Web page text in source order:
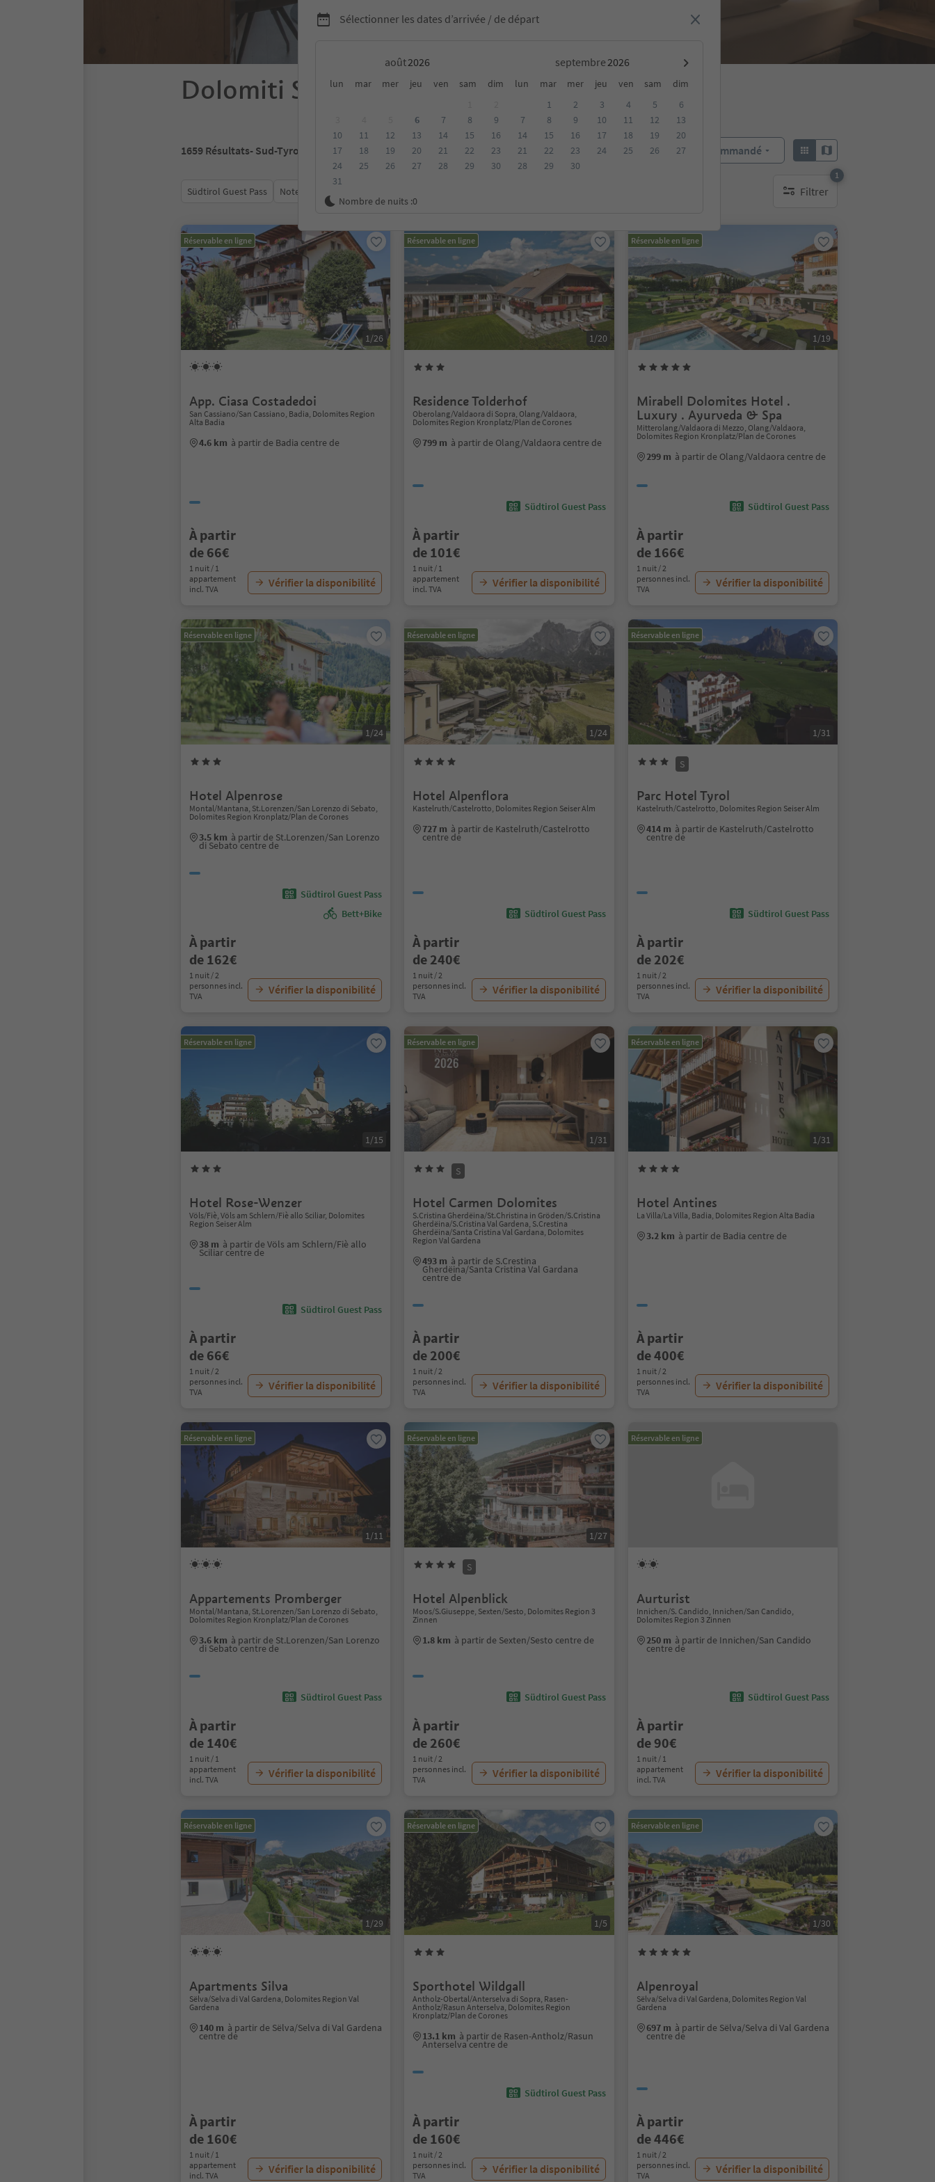
Sélectionner les dates d’arrivée / de départ
août septembre
lun mar mer jeu ven sam dim lun mar mer jeu ven sam
dim
6 7 8
9
10
11 12 13 14 15
16
17
18 19 20 21 22
23
24
25 26 27 28 29
30
31
1 2 3 4 5
6
7
8 9 10 11 12
13
14
15 16 17 18 19
20
21
22 23 24 25 26
27
28
29 30
Nombre de nuits :0
Dolomiti Spring Days
1659 Résultats- Sud-Tyrol Trier par : Recommandé
Südtirol Guest Pass Note moyenne Filtrer
1
1 filtre actif
Réservable en ligne
1/26
App. Ciasa Costadedoi
San Cassiano/San Cassiano, Badia, Dolomites Region
Alta Badia
4.6 km à partir de Badia centre de
À partir
de 66€
1 nuit / 1
appartement
incl. TVA
Vérifier la disponibilité
Réservable en ligne
1/20
Residence Tolderhof
Oberolang/Valdaora di Sopra, Olang/Valdaora,
Dolomites Region Kronplatz/Plan de Corones
799 m à partir de Olang/Valdaora centre de
Südtirol Guest Pass
À partir
de 101€
1 nuit / 1
appartement
incl. TVA
Vérifier la disponibilité
Réservable en ligne
1/19
Mirabell Dolomites Hotel .
Luxury . Ayurveda & Spa
Mitterolang/Valdaora di Mezzo, Olang/Valdaora,
Dolomites Region Kronplatz/Plan de Corones
299 m à partir de Olang/Valdaora centre de
Südtirol Guest Pass
À partir
de 166€
1 nuit / 2
personnes incl.
TVA
Vérifier la disponibilité
Réservable en ligne
1/24
Hotel Alpenrose
Montal/Mantana, St.Lorenzen/San Lorenzo di Sebato,
Dolomites Region Kronplatz/Plan de Corones
3.5 km à partir de St.Lorenzen/San Lorenzo
di Sebato centre de
Südtirol Guest Pass
Bett+Bike
À partir
de 162€
1 nuit / 2
personnes incl.
TVA
Vérifier la disponibilité
Réservable en ligne
1/24
Hotel Alpenflora
Kastelruth/Castelrotto, Dolomites Region Seiser Alm
727 m à partir de Kastelruth/Castelrotto
centre de
Südtirol Guest Pass
À partir
de 240€
1 nuit / 2
personnes incl.
TVA
Vérifier la disponibilité
Réservable en ligne
1/31
S
Parc Hotel Tyrol
Kastelruth/Castelrotto, Dolomites Region Seiser Alm
414 m à partir de Kastelruth/Castelrotto
centre de
Südtirol Guest Pass
À partir
de 202€
1 nuit / 2
personnes incl.
TVA
Vérifier la disponibilité
Réservable en ligne
1/15
Hotel Rose-Wenzer
Völs/Fiè, Völs am Schlern/Fiè allo Sciliar, Dolomites
Region Seiser Alm
38 m à partir de Völs am Schlern/Fiè allo
Sciliar centre de
Südtirol Guest Pass
À partir
de 66€
1 nuit / 2
personnes incl.
TVA
Vérifier la disponibilité
Réservable en ligne
1/31
S
Hotel Carmen Dolomites
S.Cristina Gherdëina/St.Christina in Gröden/S.Cristina
Gherdëina/S.Cristina Val Gardena, S.Crestina
Gherdëina/Santa Cristina Val Gardana, Dolomites
Region Val Gardena
493 m à partir de S.Crestina
Gherdëina/Santa Cristina Val Gardana
centre de
À partir
de 200€
1 nuit / 2
personnes incl.
TVA
Vérifier la disponibilité
Réservable en ligne
1/31
Hotel Antines
La Villa/La Villa, Badia, Dolomites Region Alta Badia
3.2 km à partir de Badia centre de
À partir
de 400€
1 nuit / 2
personnes incl.
TVA
Vérifier la disponibilité
Réservable en ligne
1/11
Appartements Promberger
Montal/Mantana, St.Lorenzen/San Lorenzo di Sebato,
Dolomites Region Kronplatz/Plan de Corones
3.6 km à partir de St.Lorenzen/San Lorenzo
di Sebato centre de
Südtirol Guest Pass
À partir
de 140€
1 nuit / 1
appartement
incl. TVA
Vérifier la disponibilité
Réservable en ligne
1/27
S
Hotel Alpenblick
Moos/S.Giuseppe, Sexten/Sesto, Dolomites Region 3
Zinnen
1.8 km à partir de Sexten/Sesto centre de
Südtirol Guest Pass
À partir
de 260€
1 nuit / 2
personnes incl.
TVA
Vérifier la disponibilité
Réservable en ligne
Aurturist
Innichen/S. Candido, Innichen/San Candido,
Dolomites Region 3 Zinnen
250 m à partir de Innichen/San Candido
centre de
Südtirol Guest Pass
À partir
de 90€
1 nuit / 1
appartement
incl. TVA
Vérifier la disponibilité
Réservable en ligne
1/29
Apartments Silva
Sëlva/Selva di Val Gardena, Dolomites Region Val
Gardena
140 m à partir de Sëlva/Selva di Val Gardena
centre de
À partir
de 160€
1 nuit / 1
appartement
incl. TVA
Vérifier la disponibilité
Réservable en ligne
1/5
Sporthotel Wildgall
Antholz-Obertal/Anterselva di Sopra, Rasen-
Antholz/Rasun Anterselva, Dolomites Region
Kronplatz/Plan de Corones
13.1 km à partir de Rasen-Antholz/Rasun
Anterselva centre de
Südtirol Guest Pass
À partir
de 160€
1 nuit / 2
personnes incl.
TVA
Vérifier la disponibilité
Réservable en ligne
1/30
Alpenroyal
Sëlva/Selva di Val Gardena, Dolomites Region Val
Gardena
697 m à partir de Sëlva/Selva di Val Gardena
centre de
À partir
de 446€
1 nuit / 2
personnes incl.
TVA
Vérifier la disponibilité